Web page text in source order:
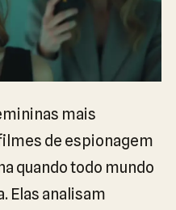
mais
de espionagem
quando todo mundo
Elas analisam